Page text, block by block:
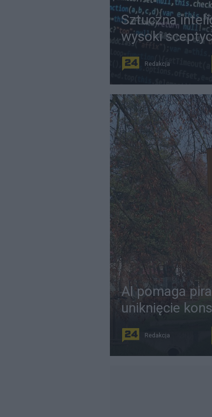
Sztuczna
wysoki
Redakcja
AI pomaga
uniknięcie
Redakcja